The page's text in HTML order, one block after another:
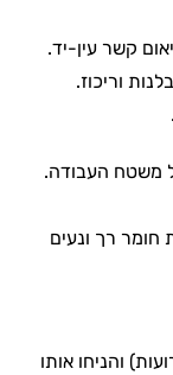
קשר עין-יד.
וריכוז.
משטח העבודה.
חומר רך ונעים
והניחו אותו